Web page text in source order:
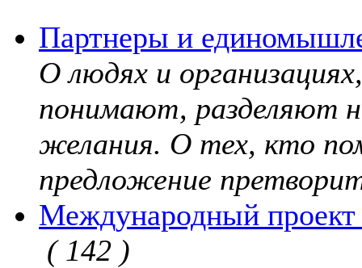
Партнеры и
О людях и
понимают, разделяют
желания. О тех, кто
предложение
Международный
( 142 )